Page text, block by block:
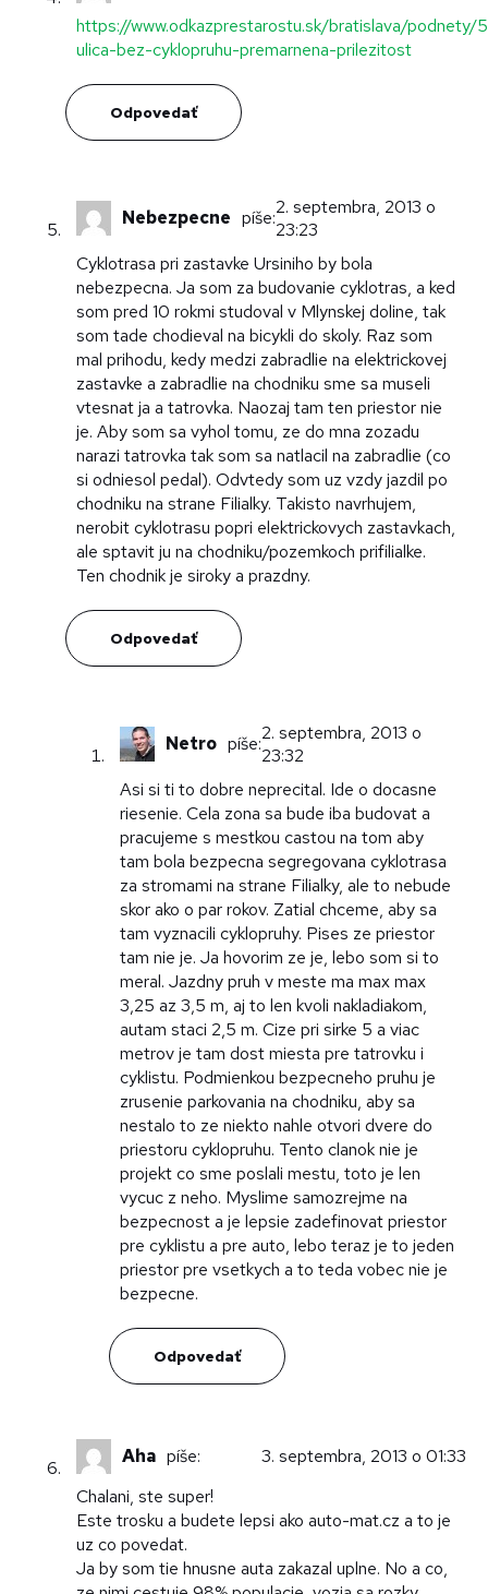
https://www.odkazprestarostu.sk/bratislava/podnety/
ulica-bez-cyklopruhu-premarnena-prilezitost
Odpovedať
Nebezpecne píše:2. septembra, 2013 o
23:23
Cyklotrasa pri zastavke Ursiniho by bola
nebezpecna. Ja som za budovanie cyklotras, a ked
som pred 10 rokmi studoval v Mlynskej doline, tak
som tade chodieval na bicykli do skoly. Raz som
mal prihodu, kedy medzi zabradlie na elektrickovej
zastavke a zabradlie na chodniku sme sa museli
vtesnat ja a tatrovka. Naozaj tam ten priestor nie
je. Aby som sa vyhol tomu, ze do mna zozadu
narazi tatrovka tak som sa natlacil na zabradlie (co
si odniesol pedal). Odvtedy som uz vzdy jazdil po
chodniku na strane Filialky. Takisto navrhujem,
nerobit cyklotrasu popri elektrickovych zastavkach,
ale sptavit ju na chodniku/pozemkoch prifilialke.
Ten chodnik je siroky a prazdny.
Odpovedať
Netro píše:2. septembra, 2013 o
23:32
Asi si ti to dobre neprecital. Ide o docasne
riesenie. Cela zona sa bude iba budovat a
pracujeme s mestkou castou na tom aby
tam bola bezpecna segregovana cyklotrasa
za stromami na strane Filialky, ale to nebude
skor ako o par rokov. Zatial chceme, aby sa
tam vyznacili cyklopruhy. Pises ze priestor
tam nie je. Ja hovorim ze je, lebo som si to
meral. Jazdny pruh v meste ma max max
3,25 az 3,5 m, aj to len kvoli nakladiakom,
autam staci 2,5 m. Cize pri sirke 5 a viac
metrov je tam dost miesta pre tatrovku i
cyklistu. Podmienkou bezpecneho pruhu je
zrusenie parkovania na chodniku, aby sa
nestalo to ze niekto nahle otvori dvere do
priestoru cyklopruhu. Tento clanok nie je
projekt co sme poslali mestu, toto je len
vycuc z neho. Myslime samozrejme na
bezpecnost a je lepsie zadefinovat priestor
pre cyklistu a pre auto, lebo teraz je to jeden
priestor pre vsetkych a to teda vobec nie je
bezpecne.
Odpovedať
Aha píše:
3. septembra, 2013 o 01:33
Chalani, ste super!
Este trosku a budete lepsi ako auto-mat.cz a to je
uz co povedat.
Ja by som tie hnusne auta zakazal uplne. No a co,